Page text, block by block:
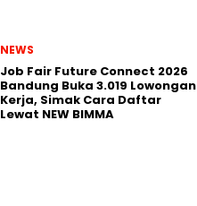
NEWS
Job Fair Future Connect 2026
Bandung Buka 3.019 Lowongan
Kerja, Simak Cara Daftar
Lewat NEW BIMMA